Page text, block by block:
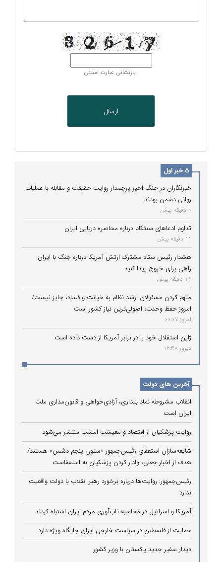
بازنشانی عبارت امنیتی
5 خبر اول
خبرنگاران در جنگ اخیر پرچمدار روایت حقیقت و مقابله با عملیات
روانی دشمن بودند
0 دقیقه پیش
تداوم ادعاهای سنتکام درباره محاصره دریایی ایران
11 دقیقه پیش
هشدار رئیس ستاد مشترک ارتش آمریکا درباره جنگ با ایران:
راهی برای خروج پیدا کنید
14 دقیقه پیش
متهم کردن مسئولان ارشد نظام به خیانت و فساد، جایز نیست/
امروز حفظ وحدت، اصولی‌ترین نیاز کشور است
امروز 00:07
ژاپن استقلال خود را در برابر آمریکا از دست داده است
دیروز 16:38
آخرین های دولت
انقلاب مشروطه نماد بیداری، آزادی‌خواهی و قانون‌مداری ملت
ایران است
روایت پزشکیان از اقتصاد و معیشت امشب منتشر می‌شود
شایعه‌سازان استعفای رئیس‌جمهور «ستون پنجم دشمن» هستند/
هدف از اخبار جعلی، وادار کردن پزشکیان به استعفاست
رئیس‌جمهور: روایت‌ها درباره برخورد رهبر انقلاب با دولت واقعیت
ندارد
آمریکا و اسرائیل در محاسبه تاب‌آوری مردم ایران اشتباه کردند
حمایت از فلسطین در سیاست خارجی ایران جایگاه ویژه دارد
دیدار سفیر جدید پاکستان با وزیر کشور